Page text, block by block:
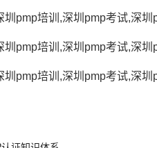
圳pmp培训,深圳pmp考试,深圳
圳pmp培训,深圳pmp考试,深圳
圳pmp培训,深圳pmp考试,深圳